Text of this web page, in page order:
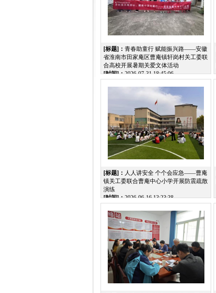
[标题]： 青春助童行 赋能振兴路——安徽
省淮南市田家庵区曹庵镇轩岗村关工委联
合高校开展暑期关爱文体活动
[时间]：2026-07-31 18:45:06
[标题]： 人人讲安全 个个会应急——曹庵
镇关工委联合曹庵中心小学开展防震疏散
演练
[时间]：2026-06-16 13:23:38